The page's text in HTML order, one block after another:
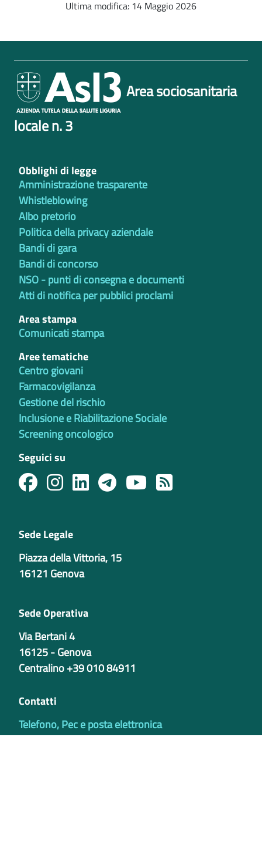
Ultima modifica: 14 Maggio 2026
Area sociosanitaria
locale n. 3
Obblighi di legge
Amministrazione trasparente
Whistleblowing
Albo pretorio
Politica della privacy aziendale
Bandi di gara
Bandi di concorso
NSO - punti di consegna e documenti
Atti di notifica per pubblici proclami
Area stampa
Comunicati stampa
Aree tematiche
Centro giovani
Farmacovigilanza
Gestione del rischio
Inclusione e Riabilitazione Sociale
Screening oncologico
Seguici su
Sede Legale
Piazza della Vittoria, 15
16121 Genova
Sede Operativa
Via Bertani 4
16125 - Genova
Centralino +39 010 84911
Contatti
Telefono, Pec e posta elettronica